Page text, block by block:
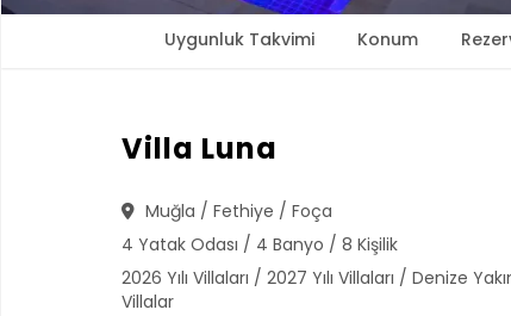
Uygunluk Takvimi Konum
Villa Luna
Muğla / Fethiye / Foça
4 Yatak Odası / 4 Banyo / 8 Kişilik
2026 Yılı Villaları / 2027 Yılı Villaları / Denize
Villalar